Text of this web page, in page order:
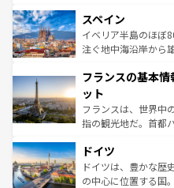
ろん、トスカーナの
景など、自然景観も
ピザやパスタなど、
ませてくれるイタリ
なお、新着のイタリ
しい。
スペイン
イベリア半島のほぼ
注ぐ地中海沿岸から
文化が根付くこの国
れる闘牛、そして美
る。首都マドリード
アートに溢れた街角
せる。地方によって
ンテンツ一覧を参照
フランスの基本
ット
フランスは、世界中
指の観光地だ。首都
で、幅広い魅力が詰
聖堂、美しいビーチ
から魅了する。また
ドイツ
ドイツは、豊かな歴
の中心に位置する国